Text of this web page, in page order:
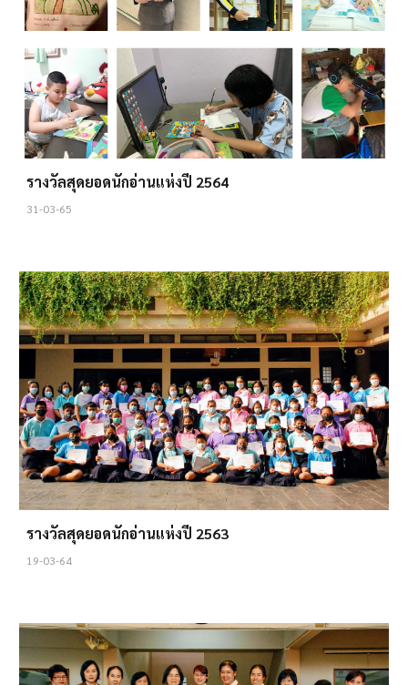
รางวัลสุดยอดนักอ่านแห่งปี 2564
31-03-65
รางวัลสุดยอดนักอ่านแห่งปี 2563
19-03-64